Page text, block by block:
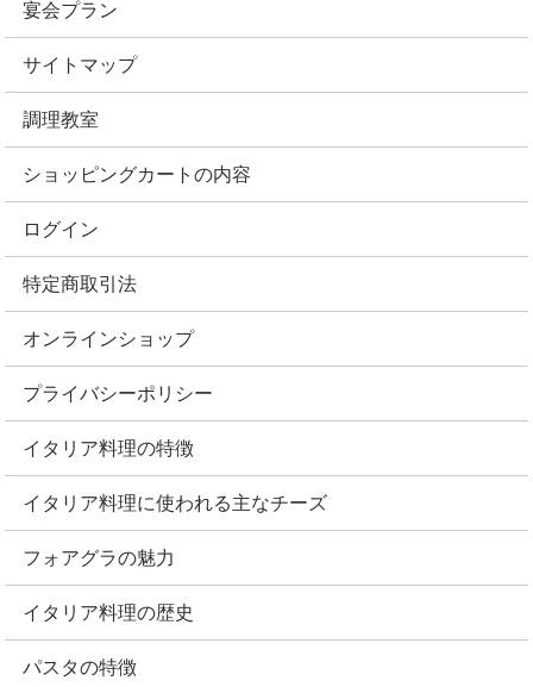
宴会プラン
サイトマップ
調理教室
ショッピングカートの内容
ログイン
特定商取引法
オンラインショップ
プライバシーポリシー
イタリア料理の特徴
イタリア料理に使われる主なチーズ
フォアグラの魅力
イタリア料理の歴史
パスタの特徴